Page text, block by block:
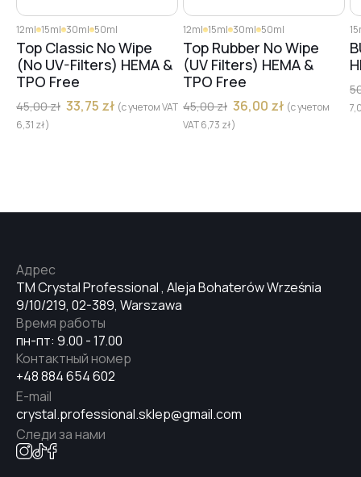
12ml 15ml 30ml 50ml
Top Classic No Wipe
(No UV-Filters) HEMA &
TPO Free
45,00zł 33,75 zł (с учетом VAT
6,31 zł)
12ml 15ml 30ml 50ml
Top Rubber No Wipe
(UV Filters) HEMA &
TPO Free
45,00zł 36,00 zł (с учетом
VAT6,73 zł)
TM Crystal Professional , Aleja Bohaterów Września
9/10/219, 02-389, Warszawa
Адрес
пн-пт: 9.00 - 17.00
Время работы
+48 884 654 602
Контактный номер
crystal.professional.sklep@gmail.com
E-mail
Следи за нами